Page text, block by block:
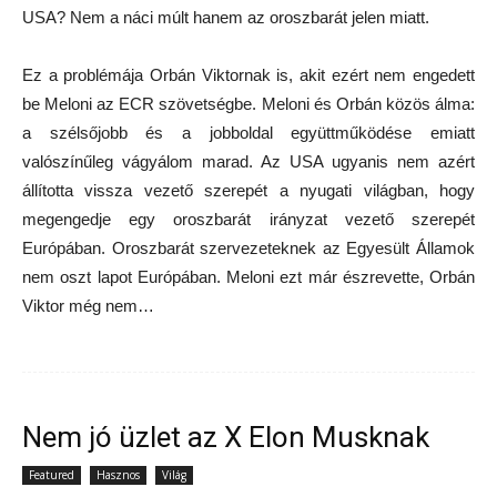
USA? Nem a náci múlt hanem az oroszbarát jelen miatt.
Ez a problémája Orbán Viktornak is, akit ezért nem engedett
be Meloni az ECR szövetségbe. Meloni és Orbán közös álma:
a szélsőjobb és a jobboldal együttműködése emiatt
valószínűleg vágyálom marad. Az USA ugyanis nem azért
állította vissza vezető szerepét a nyugati világban, hogy
megengedje egy oroszbarát irányzat vezető szerepét
Európában. Oroszbarát szervezeteknek az Egyesült Államok
nem oszt lapot Európában. Meloni ezt már észrevette, Orbán
Viktor még nem…
Nem jó üzlet az X Elon Musknak
Featured Hasznos Világ